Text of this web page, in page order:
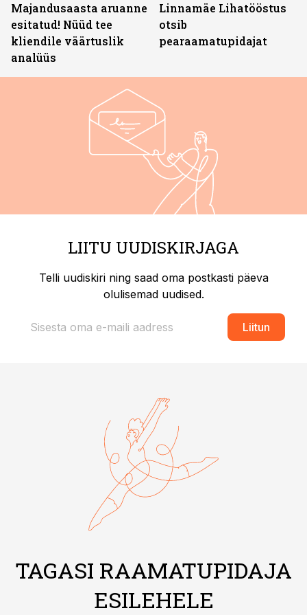
Majandusaasta aruanne
esitatud! Nüüd tee
kliendile väärtuslik
analüüs
Linnamäe Lihatööstus
otsib
pearaamatupidajat
LIITU UUDISKIRJAGA
Telli uudiskiri ning saad oma postkasti päeva
olulisemad uudised.
Liitun
TAGASI RAAMATUPIDAJA
ESILEHELE